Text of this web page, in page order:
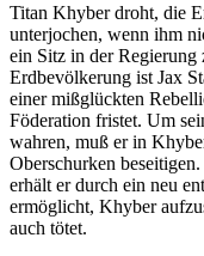
Titan Khyber droht, die
unterjochen, wenn ihm
ein Sitz in der
Erdbevölkerung ist Jax
einer mißglückten
Föderation fristet. Um
wahren, muß er in
Oberschurken
erhält er durch ein neu
ermöglicht, Khyber
auch tötet.